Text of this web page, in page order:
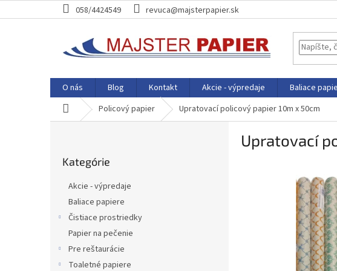
na
058/4424549 revuca@majsterpapier.sk
O nás Blog Kontakt Akcie - výpredaje Baliace
DomovPolicový papier Upratovací policový papier 10m x 50cm
kategórie
Kategórie
Akcie - výpredaje
Baliace papiere
Čistiace prostriedky
Papier na pečenie
Pre reštaurácie
Toaletné papiere
Upratovací